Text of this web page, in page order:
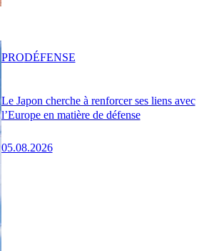
Le Japon cherche à renforcer ses liens avec
l’Europe en matière de défense
05.08.2026
PRODÉFENSE